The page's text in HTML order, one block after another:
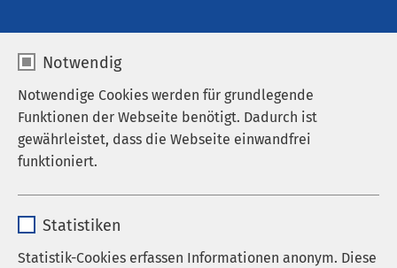
Notwendig
Notwendige Cookies werden für grundlegende
Funktionen der Webseite benötigt. Dadurch ist
gewährleistet, dass die Webseite einwandfrei
funktioniert.
Anbieter sgalinski
Statistiken
Statistik-Cookies erfassen Informationen anonym. Diese